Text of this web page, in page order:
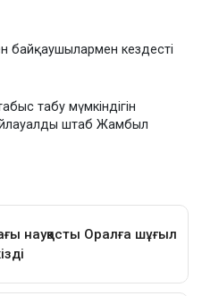
байқаушылармен кездесті
табу мүмкіндігін
штаб Жамбыл